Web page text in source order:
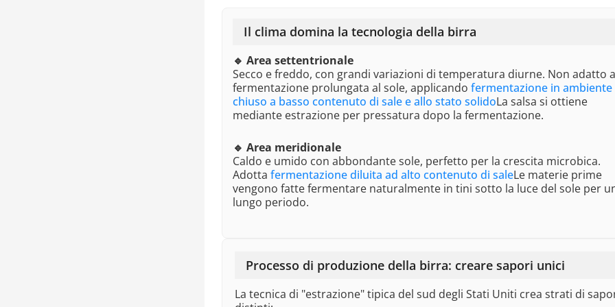
Il clima domina la tecnologia della birra
🔹 Area settentrionale
Secco e freddo, con grandi variazioni di temperatura diurne. Non adatto
fermentazione prolungata al sole, applicandofermentazione in ambiente
chiuso a basso contenuto di sale e allo stato solidoLa salsa si ottiene
mediante estrazione per pressatura dopo la fermentazione.
🔹 Area meridionale
Caldo e umido con abbondante sole, perfetto per la crescita microbica.
Adottafermentazione diluita ad alto contenuto di saleLe materie prime
vengono fatte fermentare naturalmente in tini sotto la luce del sole per
lungo periodo.
Processo di produzione della birra: creare sapori unici
La tecnica di "estrazione" tipica del sud degli Stati Uniti crea strati di